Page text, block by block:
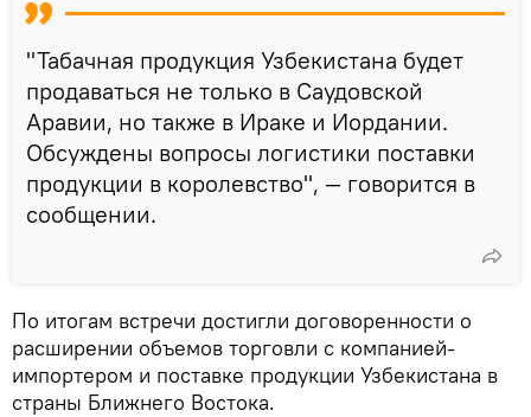
"Табачная продукция Узбекистана будет
продаваться не только в Саудовской
Аравии, но также в Ираке и Иордании.
Обсуждены вопросы логистики поставки
продукции в королевство", — говорится в
сообщении.
По итогам встречи достигли договоренности о
расширении объемов торговли с компанией-
импортером и поставке продукции Узбекистана в
страны Ближнего Востока.